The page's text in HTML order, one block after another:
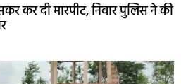
कर दी मारपीट, निवार पुलिस ने की